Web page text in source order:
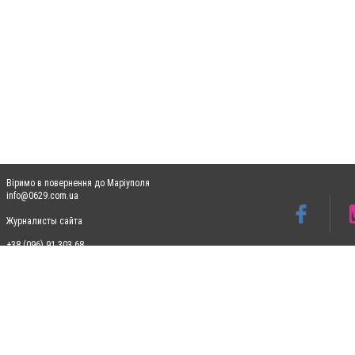
Віримо в повернення до Маріуполя
info@0629.com.ua
Журналисты сайта
+38 (096) 91 303 68